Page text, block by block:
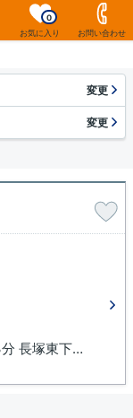
お気に入り
0
お問い合わせ
変更
変更
甲府駅 徒歩43分 バス13分 長塚東下車 徒歩5分